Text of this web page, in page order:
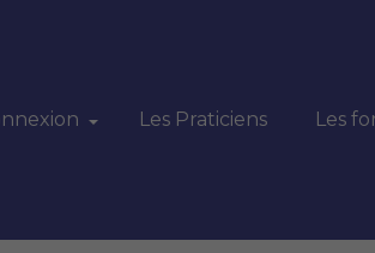
Les Praticiens Les